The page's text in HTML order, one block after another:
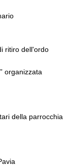
ritiro dell'ordo
organizzata
della parrocchia